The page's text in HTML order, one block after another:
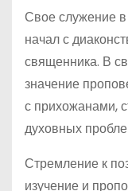
Свое служение
начал с
священника. В
значение
с прихожанами,
духовных
Стремление к
изучение и